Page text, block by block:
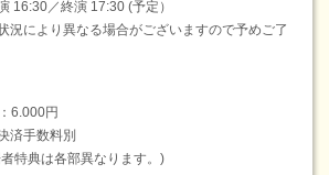
16:30／終演 17:30 (予定）
況により異なる場合がございますので予めご了
6.000円
済手数料別
特典は各部異なります。)